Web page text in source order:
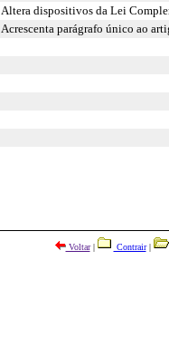
Altera dispositivos da Lei
Acrescenta parágrafo único ao
Voltar| Contrair|